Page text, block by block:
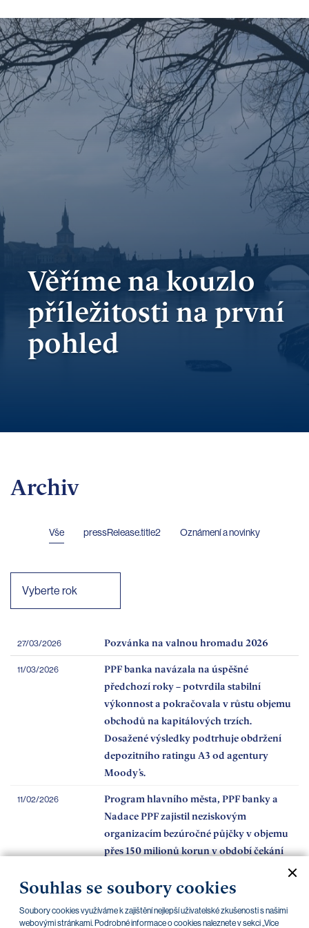
Souhlas se soubory cookies
Soubory cookies využíváme k zajištění nejlepší uživatelské zkušenosti s našimi
webovými stránkami. Podrobné informace o cookies naleznete v sekci „Více
Kariéra
Kontakty
Věříme na kouzlo
příležitosti na první
pohled
Archiv
Vše pressRelease.title2 Oznámení a novinky
Vyberte rok
27/03/2026 Pozvánka na valnou hromadu 2026
11/03/2026
PPF banka navázala na úspěšné
předchozí roky – potvrdila stabilní
výkonnost a pokračovala v růstu objemu
obchodů na kapitálových trzích.
Dosažené výsledky podtrhuje obdržení
depozitního ratingu A3 od agentury
Moody’s.
11/02/2026
Program hlavního města, PPF banky a
Nadace PPF zajistil neziskovým
organizacím bezúročné půjčky v objemu
přes 150 milionů korun v období čekání
16/01/2026
Jsme nejlepším primárním dealerem za
rok 2025